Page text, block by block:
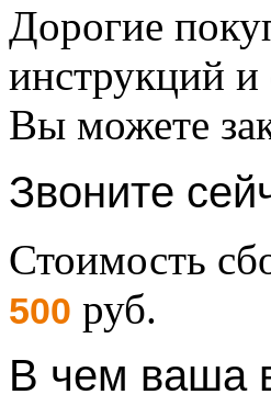
Дорогие
инструкций и
Вы можете
Звоните
Стоимость
500 руб.
В чем ваша